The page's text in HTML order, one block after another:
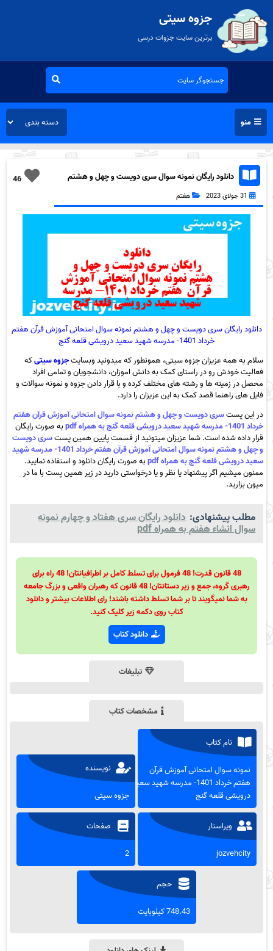
جزوه سیتی
برترین سایت جزوات درسی
منو
46
دانلود رایگان نمونه سوال سری دویست و چهل و هشتم
قرآن هفتم به همراه pdf
31 جولای 2023 هفتم
دانلود رایگان سری دویست و چهل و هشتم نمونه سوال امتحانی آموزش قرآن هفتم
خرداد 1401- مدرسه شهید سعید درویشی قلعه گنج
سلام به همه عزیزان جزوه سیتی، همونطور که میدونید وبسایتجزوه سیتیکه
فعالیت خودش رو در راستای کمک به دانش اموزان، دانشجویان و تمامی افراد
محصل در زمینه ها و رشته های مختلف کرده و با قرار دادن جزوه و نمونه سوالات و
فایل های راهنما قصد کمک به این عزیزان را دارد.
در این پستسری دویست و چهل و هشتم نمونه سوال امتحانی آموزش قرآن هفتم
خرداد 1401- مدرسه شهید سعید درویشی قلعه گنج به همراه pdf
به صورت رایگان
قرار داده شده است. شما عزیزان میتونید از قسمت پایین همین پستسری دویست
و چهل و هشتم نمونه سوال امتحانی آموزش قرآن هفتم خرداد 1401- مدرسه شهید
سعید درویشی قلعه گنج به همراه pdf
به صورت رایگان دانلود و استفاده نمایید.
ممنون میشیم اگر پیشنهاد یا نظر و یا درخواستی دارید در زیر همین پست با ما در
میون بزارید.
مطلب پیشنهادی: دانلود رایگان سری هفتاد و چهارم نمونه
سوال انشاء هفتم به همراه pdf
48 قانون قدرت! 48 فرمول برای تسلط کامل بر اطرافیانتان! 48 راه برای
رهبری گروه، جمع و زیر دستانتان! 48 قانون که رهبران واقعی و بزرگ جامعه
به شما نمیگویند تا بر شما تسلط داشته باشند! رای اطلاعات بیشتر و دانلود
کتاب روی دکمه زیر کلیک کنید.
دانلود کتاب
تبلیغات
مشخصات کتاب
نام کتاب
نمونه سوال امتحانی آموزش قرآن
هفتم خرداد 1401- مدرسه شهید سعید
درویشی قلعه گنج
نویسنده
جزوه سیتی
ویراستار
jozvehcity
صفحات
2
حجم
748.43 کیلوبایت